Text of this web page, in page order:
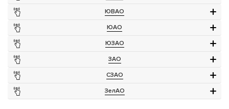
ЮВАО
ЮАО
ЮЗАО
ЗАО
СЗАО
ЗелАО